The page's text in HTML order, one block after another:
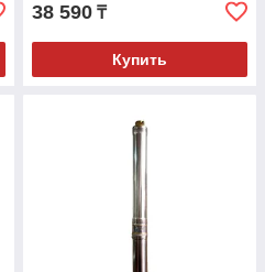
38 590 ₸
Купить